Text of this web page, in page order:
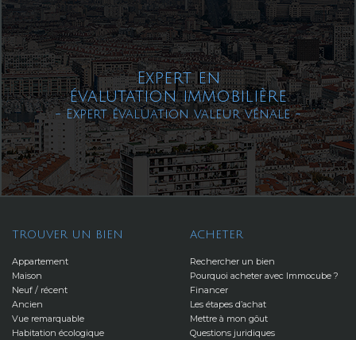
Expert en
évalutation immobilière
- Expert évaluation valeur vénale -
TROUVER UN BIEN
Appartement
Maison
Neuf / récent
Ancien
Vue remarquable
Habitation écologique
ACHETER
Rechercher un bien
Pourquoi acheter avec Immocube ?
Financer
Les étapes d’achat
Mettre à mon gôut
Questions juridiques